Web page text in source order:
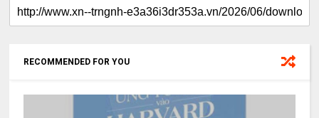
RECOMMENDED FOR YOU